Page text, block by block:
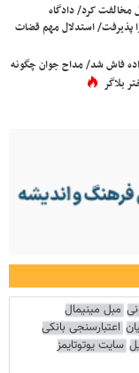
مخالفت کرد/ دادگاه
پذیرفت/ استدلال مهم قضات
فاش شد/ مداح جوان چگونه
بلاگر
مبل مینیمال
اعتبارسنجی بانکی
سایت یوتوتایمز